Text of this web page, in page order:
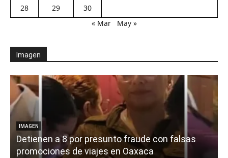
28
29
30
« Mar
May »
Imagen
IMAGEN
Detienen a 8 por presunto fraude con falsas
promociones de viajes en Oaxaca